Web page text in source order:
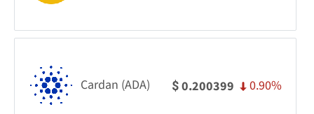
Cardan (ADA) $0.200399 0.90%